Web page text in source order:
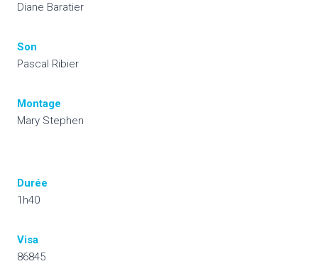
Diane Baratier
Son
Pascal Ribier
Montage
Mary Stephen
Durée
1h40
Visa
86845